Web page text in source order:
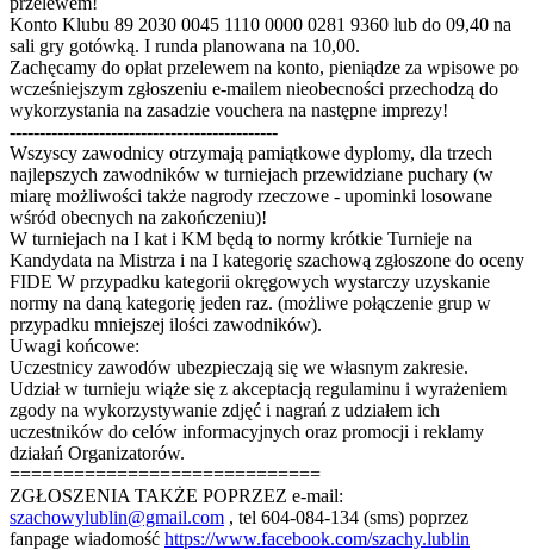
Konto Klubu 89 2030 0045 1110 0000 0281 9360 lub do 09,40 na
sali gry gotówką. I runda planowana na 10,00.
Zachęcamy do opłat przelewem na konto, pieniądze za wpisowe po
wcześniejszym zgłoszeniu e-mailem nieobecności przechodzą do
wykorzystania na zasadzie vouchera na następne imprezy!
---------------------------------------------
Wszyscy zawodnicy otrzymają pamiątkowe dyplomy, dla trzech
najlepszych zawodników w turniejach przewidziane puchary (w
miarę możliwości także nagrody rzeczowe - upominki losowane
wśród obecnych na zakończeniu)!
W turniejach na I kat i KM będą to normy krótkie Turnieje na
Kandydata na Mistrza i na I kategorię szachową zgłoszone do oceny
FIDE W przypadku kategorii okręgowych wystarczy uzyskanie
normy na daną kategorię jeden raz. (możliwe połączenie grup w
przypadku mniejszej ilości zawodników).
Uwagi końcowe:
Uczestnicy zawodów ubezpieczają się we własnym zakresie.
Udział w turnieju wiąże się z akceptacją regulaminu i wyrażeniem
zgody na wykorzystywanie zdjęć i nagrań z udziałem ich
uczestników do celów informacyjnych oraz promocji i reklamy
działań Organizatorów.
=============================
ZGŁOSZENIA TAKŻE POPRZEZ e-mail:
szachowylublin@gmail.com , tel 604-084-134 (sms) poprzez
fanpage wiadomość https://www.facebook.com/szachy.lublin